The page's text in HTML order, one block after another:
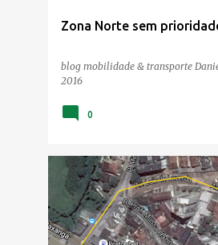
Zona Norte sem
blog mobilidade & transporte
2016
0